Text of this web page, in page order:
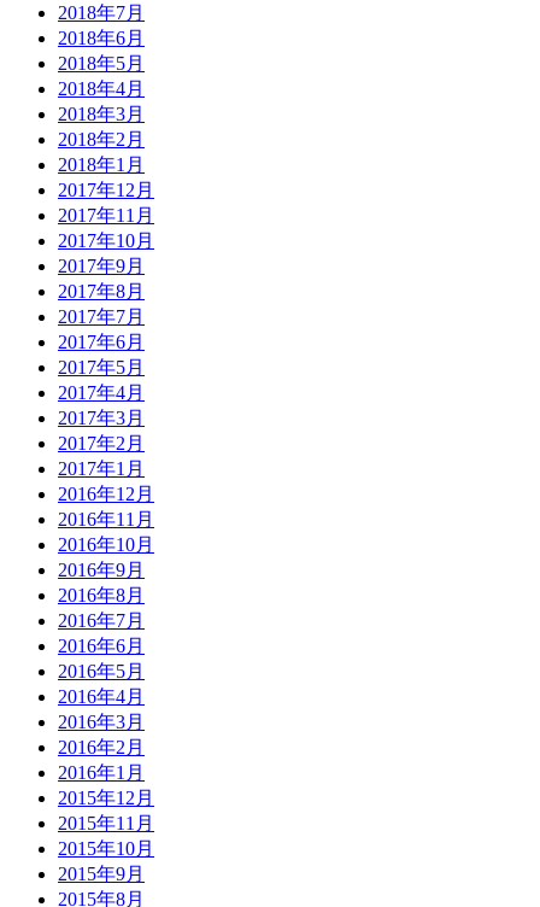
2018年7月
2018年6月
2018年5月
2018年4月
2018年3月
2018年2月
2018年1月
2017年12月
2017年11月
2017年10月
2017年9月
2017年8月
2017年7月
2017年6月
2017年5月
2017年4月
2017年3月
2017年2月
2017年1月
2016年12月
2016年11月
2016年10月
2016年9月
2016年8月
2016年7月
2016年6月
2016年5月
2016年4月
2016年3月
2016年2月
2016年1月
2015年12月
2015年11月
2015年10月
2015年9月
2015年8月